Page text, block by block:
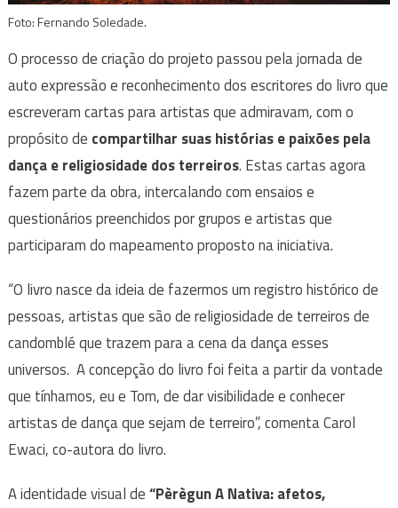
Foto: Fernando Soledade.
O processo de criação do projeto passou pela jornada de
auto expressão e reconhecimento dos escritores do livro que
escreveram cartas para artistas que admiravam, com o
propósito de compartilhar suas histórias e paixões pela
dança e religiosidade dos terreiros. Estas cartas agora
fazem parte da obra, intercalando com ensaios e
questionários preenchidos por grupos e artistas que
participaram do mapeamento proposto na iniciativa.
“O livro nasce da ideia de fazermos um registro histórico de
pessoas, artistas que são de religiosidade de terreiros de
candomblé que trazem para a cena da dança esses
universos. A concepção do livro foi feita a partir da vontade
que tínhamos, eu e Tom, de dar visibilidade e conhecer
artistas de dança que sejam de terreiro”, comenta Carol
Ewaci, co-autora do livro.
A identidade visual de“Pèrègun A Nativa: afetos,